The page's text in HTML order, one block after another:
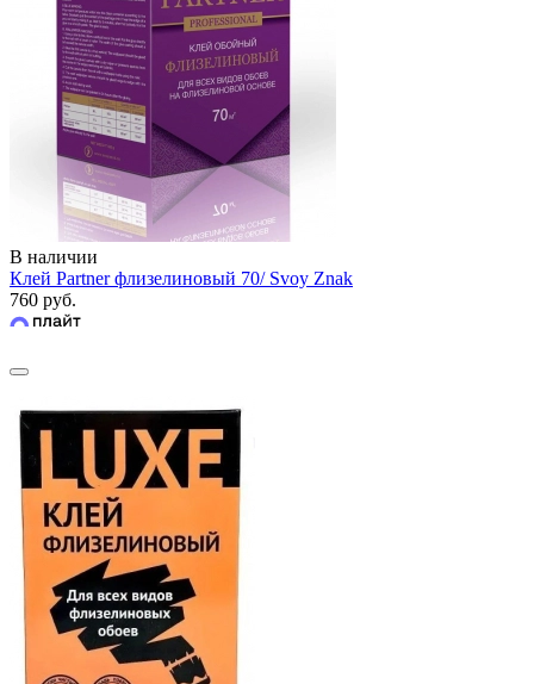
В наличии
Клей Partner флизелиновый 70/ Svoy Znak
760 руб.